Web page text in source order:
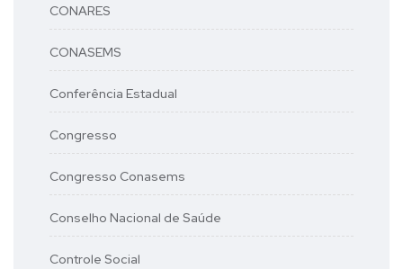
CONARES
CONASEMS
Conferência Estadual
Congresso
Congresso Conasems
Conselho Nacional de Saúde
Controle Social